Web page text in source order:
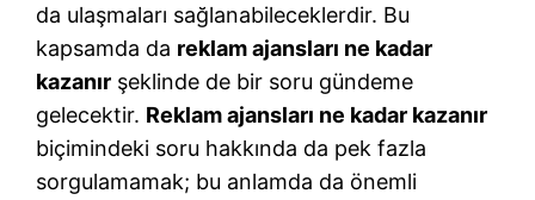
da ulaşmaları sağlanabileceklerdir. Bu
kapsamda da reklam ajansları ne kadar
kazanır şeklinde de bir soru gündeme
gelecektir. Reklam ajansları ne kadar kazanır
biçimindeki soru hakkında da pek fazla
sorgulamamak; bu anlamda da önemli